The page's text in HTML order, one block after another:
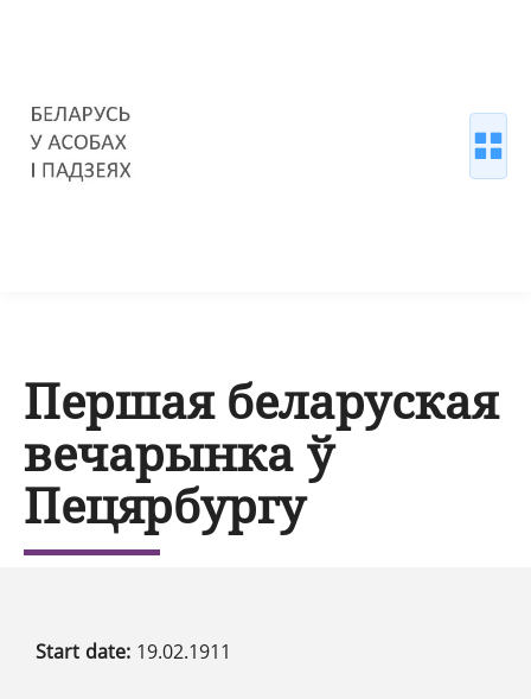
Першая беларуская
вечарынка ў
Пецярбургу
Start date: 19.02.1911